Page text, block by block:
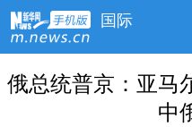
国际
俄总统普京：亚马
中